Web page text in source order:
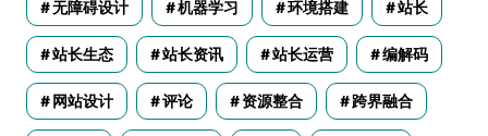
无障碍设计 机器学习 环境搭建 站长
站长生态 站长资讯 站长运营 编解码
网站设计 评论 资源整合 跨界融合